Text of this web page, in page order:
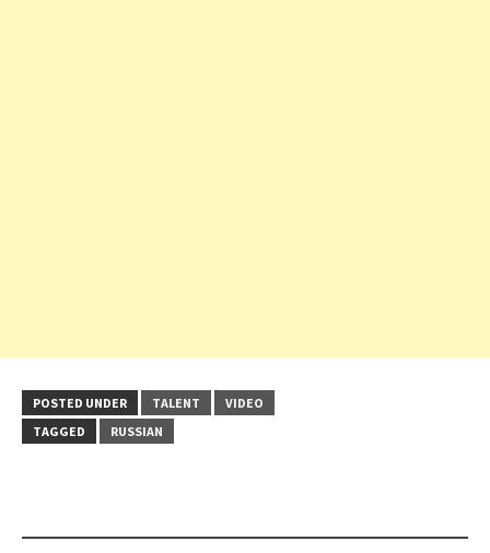
POSTED UNDER TALENT
VIDEO
TAGGED
RUSSIAN